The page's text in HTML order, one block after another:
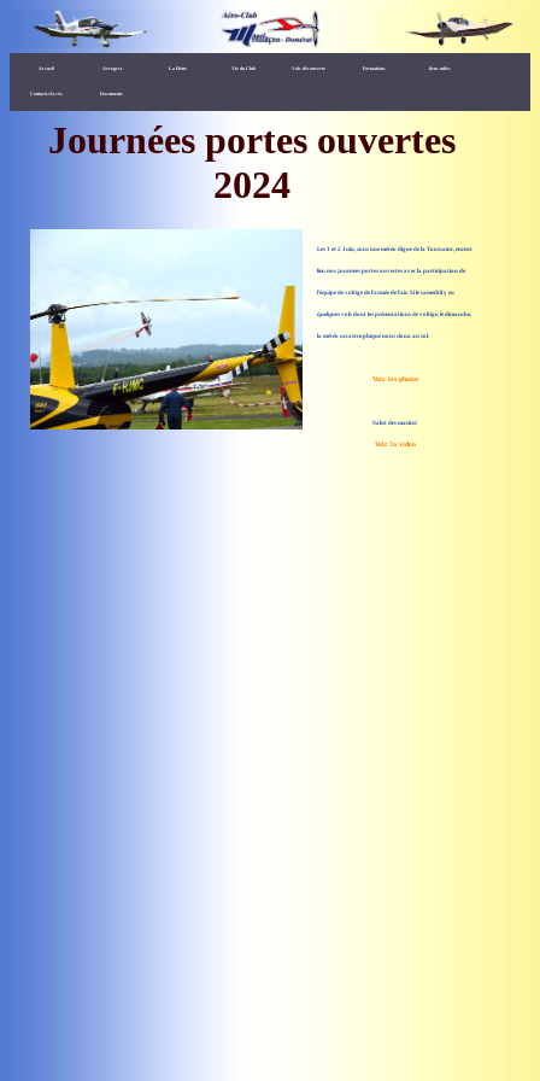
Accueil Aerogest La Flotte Vie du Club Vols découverte Formations liens utiles
Contacts/Accès Documents
Journées portes ouvertes
2024
Les 1 et 2 Juin, sous une météo digne de la Toussaint, eurent
lieu nos journées portes ouvertes avec la participation de
l'équipe de voltige de l'armée de l'air. Si le samedi il y eu
quelques vols dont les présentations de voltige, le dimanche,
la météo catastrophique nous cloua au sol.
Voir les photos
Salut des marins!
Voir la video